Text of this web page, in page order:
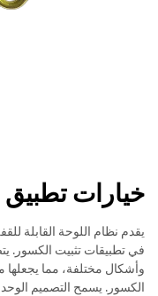
خيارات تطبيق
يقدم نظام اللوحة القابلة
في تطبيقات تثبيت الكسور.
وأشكال مختلفة، مما يجعلها
الكسور. يسمح التصميم